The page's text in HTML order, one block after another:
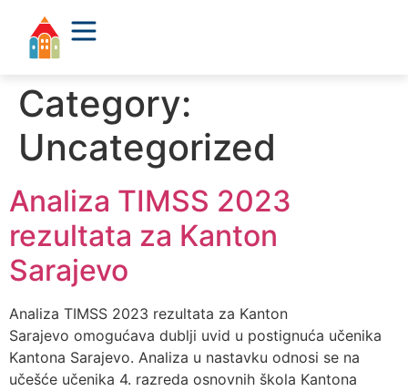
Category:
Uncategorized
Analiza TIMSS 2023
rezultata za Kanton
Sarajevo
Analiza TIMSS 2023 rezultata za Kanton
Sarajevo omogućava dublji uvid u postignuća učenika
Kantona Sarajevo. Analiza u nastavku odnosi se na
učešće učenika 4. razreda osnovnih škola Kantona